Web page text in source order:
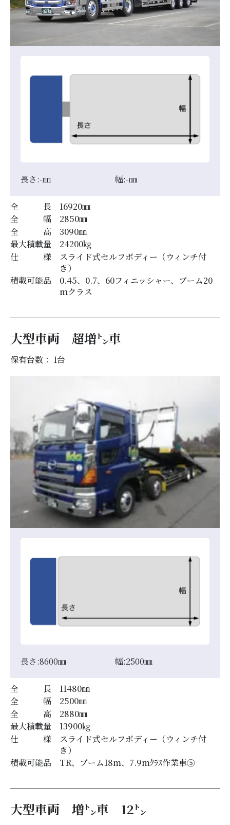
全 長 16920㎜
全 幅
2850㎜
全 高
3090㎜
最大積載量
24200㎏
仕 様
スライド式セルフボディー（ウィンチ付
き）
積載可能品
0.45、0.7、60フィニッシャー、ブーム20
ｍクラス
長さ:-㎜ 幅:-㎜
大型車両 超増㌧車
保有台数： 1台
全 長 11480㎜
全 幅
2500㎜
全 高
2880㎜
最大積載量
13900㎏
仕 様
スライド式セルフボディー（ウィンチ付
き）
積載可能品
TR、ブーム18m、7.9mｸﾗｽ作業車⑤
長さ:8600㎜ 幅:2500㎜
大型車両 増㌧車 12㌧